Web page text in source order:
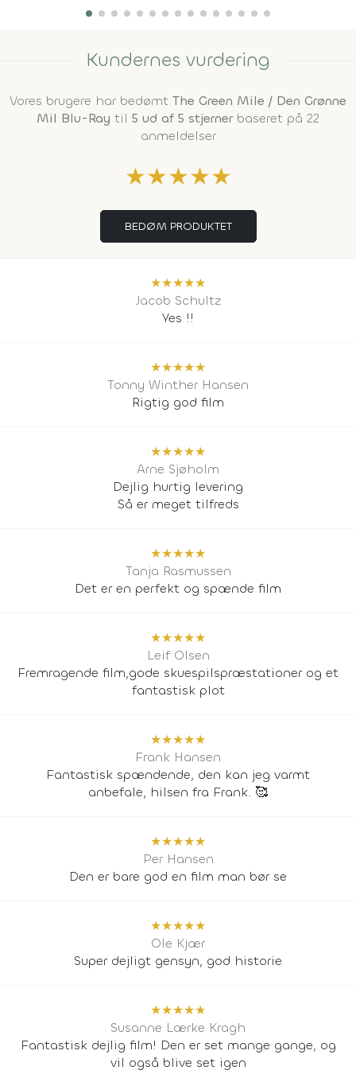
Kundernes vurdering
Vores brugere har bedømt The Green Mile / Den Grønne
Mil Blu-Ray til 5 ud af 5 stjernerbaseret på 22
anmeldelser
★★★★★
BEDØM PRODUKTET
★★★★★
Jacob Schultz
Yes !!
★★★★★
Tonny Winther Hansen
Rigtig god film
★★★★★
Arne Sjøholm
Dejlig hurtig levering
Så er meget tilfreds
★★★★★
Tanja Rasmussen
Det er en perfekt og spænde film
★★★★★
Leif Olsen
Fremragende film,gode skuespilspræstationer og et
fantastisk plot
★★★★★
Frank Hansen
Fantastisk spændende, den kan jeg varmt
anbefale, hilsen fra Frank. 🥰
★★★★★
Per Hansen
Den er bare god en film man bør se
★★★★★
Ole Kjær
Super dejligt gensyn, god historie
★★★★★
Susanne Lærke Kragh
Fantastisk dejlig film! Den er set mange gange, og
vil også blive set igen